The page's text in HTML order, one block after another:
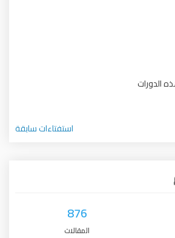
الدورات
استفتاءات سابقة
876
المقالات